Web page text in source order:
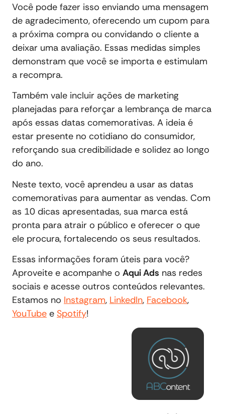
Você pode fazer isso enviando uma mensagem
de agradecimento, oferecendo um cupom para
a próxima compra ou convidando o cliente a
deixar uma avaliação. Essas medidas simples
demonstram que você se importa e estimulam
a recompra.
Também vale incluir ações de marketing
planejadas para reforçar a lembrança de marca
após essas datas comemorativas. A ideia é
estar presente no cotidiano do consumidor,
reforçando sua credibilidade e solidez ao longo
do ano.
Neste texto, você aprendeu a usar as datas
comemorativas para aumentar as vendas. Com
as 10 dicas apresentadas, sua marca está
pronta para atrair o público e oferecer o que
ele procura, fortalecendo os seus resultados.
Essas informações foram úteis para você?
Aproveite e acompanhe o Aqui Ads nas redes
sociais e acesse outros conteúdos relevantes.
Estamos no Instagram, LinkedIn, Facebook,
YouTube e Spotify!